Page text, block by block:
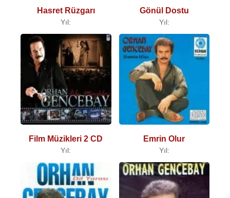
Hasret Rüzgarı
Yıl:
Gönül Dostu
Yıl:
Film Müzikleri 2 CD
Yıl:
Emrin Olur
Yıl: